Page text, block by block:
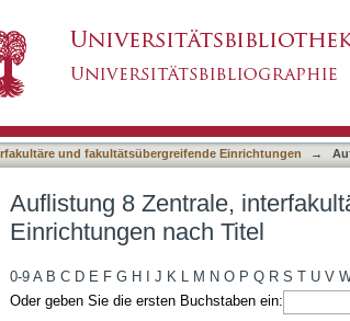
und fakultätsübergreifende Einrichtungen →
Auflistung 8 Zentrale,
Einrichtungen nach Titel
0-9 A B C D E F G H J K L M N O P Q R S T U V
Oder geben Sie die ersten Buchstaben ein: